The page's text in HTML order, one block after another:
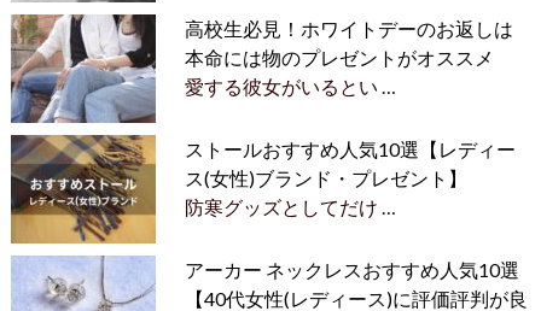
高校生必見！ホワイトデーのお返しは
本命には物のプレゼントがオススメ
愛する彼女がいるとい …
ストールおすすめ人気10選【レディー
ス(女性)ブランド・プレゼント】
防寒グッズとしてだけ …
アーカー ネックレスおすすめ人気10選
【40代女性(レディース)に評価評判が良